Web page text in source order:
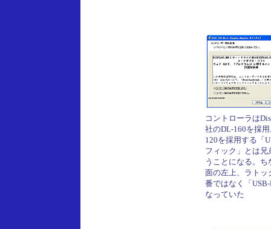
コントローラは
社のDL-160を採
120を採用する「
フィック」とは兄
うことになる。ち
面の左上、ラトッ
番ではなく「
なっていた